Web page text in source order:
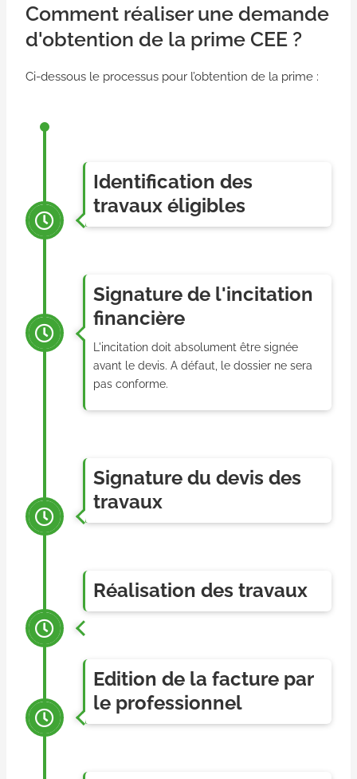
Comment réaliser une demande
d'obtention de la prime CEE ?
Ci-dessous le processus pour l’obtention de la prime :
Identification des
travaux éligibles
Signature de l'incitation
financière
L'incitation doit absolument être signée
avant le devis. A défaut, le dossier ne sera
pas conforme.
Signature du devis des
travaux
Réalisation des travaux
Edition de la facture par
le professionnel